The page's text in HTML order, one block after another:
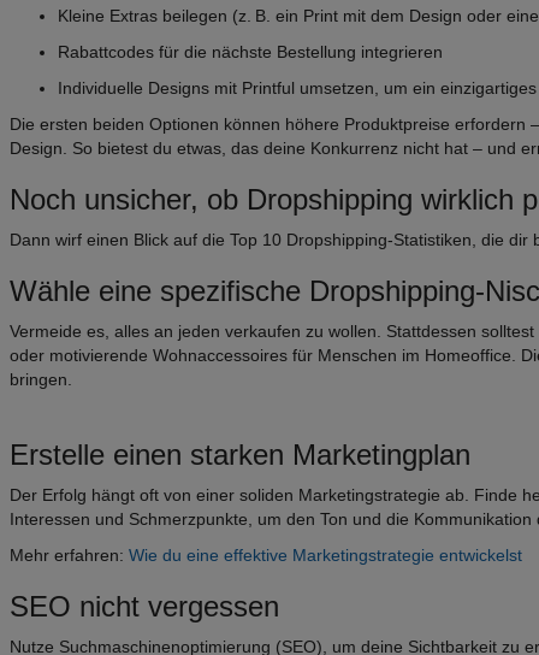
Kleine Extras beilegen (z. B. ein Print mit dem Design oder
Rabattcodes für die nächste Bestellung integrieren
Individuelle Designs mit Printful umsetzen, um ein
Die ersten beiden Optionen können höhere Produktpreise
Design. So bietest du etwas, das deine Konkurrenz nicht hat – und
Noch unsicher, ob Dropshipping wirklich
Dann wirf einen Blick auf die Top 10 Dropshipping-Statistiken, die
Wähle eine spezifische Dropshipping-
Vermeide es, alles an jeden verkaufen zu wollen. Stattdessen
oder motivierende Wohnaccessoires für Menschen im Homeoffice.
bringen.
Erstelle einen starken Marketingplan
Der Erfolg hängt oft von einer soliden Marketingstrategie ab. Finde
Interessen und Schmerzpunkte, um den Ton und die
Mehr erfahren: Wie du eine effektive Marketingstrategie entwickelst
SEO nicht vergessen
Nutze Suchmaschinenoptimierung (SEO), um deine Sichtbarkeit zu